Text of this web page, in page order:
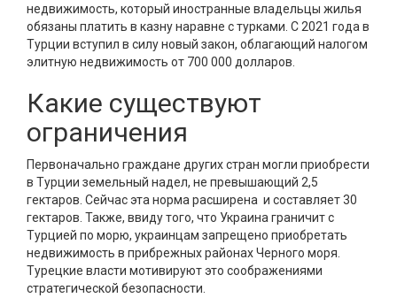
недвижимость, который иностранные владельцы жилья
обязаны платить в казну наравне с турками. С 2021 года в
Турции вступил в силу новый закон, облагающий налогом
элитную недвижимость от 700 000 долларов.
Какие существуют
ограничения
Первоначально граждане других стран могли приобрести
в Турции земельный надел, не превышающий 2,5
гектаров. Сейчас эта норма расширена и составляет 30
гектаров. Также, ввиду того, что Украина граничит с
Турцией по морю, украинцам запрещено приобретать
недвижимость в прибрежных районах Черного моря.
Турецкие власти мотивируют это соображениями
стратегической безопасности.